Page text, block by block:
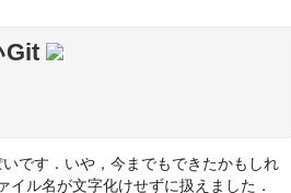
Git
です．いや，今までもできたかもしれ
ル名が文字化けせずに扱えました．